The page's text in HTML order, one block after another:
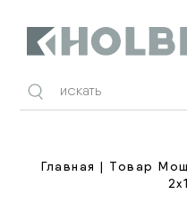
Главная | Товар